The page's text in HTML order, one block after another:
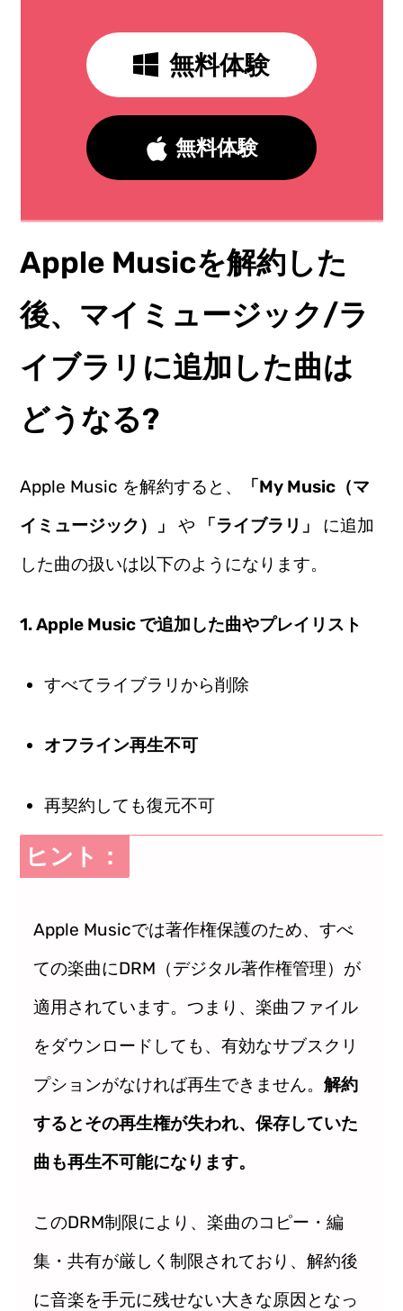
無料体験
無料体験
Apple Musicを解約した
後、マイミュージック/ラ
イブラリに追加した曲は
どうなる?
Apple Music を解約すると、
「My Music（マ
イミュージック）」
や 「ライブラリ」
に追加
した曲の扱いは以下のようになります。
1. Apple Music で追加した曲やプレイリスト
すべてライブラリから削除
オフライン再生不可
再契約しても復元不可
ヒント：
Apple Musicでは著作権保護のため、すべ
ての楽曲にDRM（デジタル著作権管理）が
適用されています。つまり、楽曲ファイル
をダウンロードしても、有効なサブスクリ
プションがなければ再生できません。 解約
するとその再生権が失われ、保存していた
曲も再生不可能になります。
このDRM制限により、楽曲のコピー・編
集・共有が厳しく制限されており、解約後
に音楽を手元に残せない大きな原因となっ